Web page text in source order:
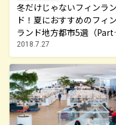
冬だけじゃないフィンラン
ド！夏におすすめのフィン
ランド地方都市5選（Part
1）
2018.7.27